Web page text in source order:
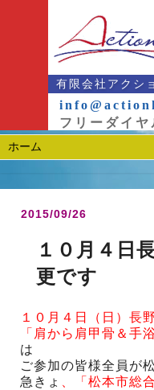
有限会社アクシ
フリーダイヤ
2015/09/26
１０月４日
更です
１０月４日（日）長
「肩から肩甲骨＆手
は
ご参加の皆様全員が
急きょ
、「松本市総